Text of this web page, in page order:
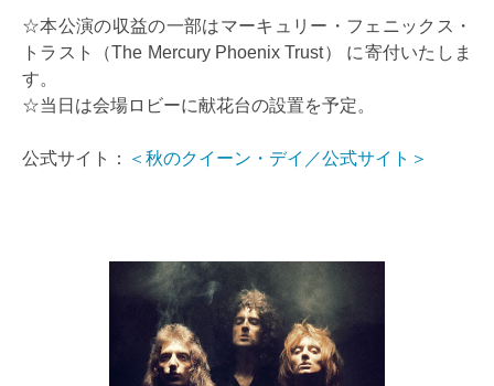
☆本公演の収益の一部はマーキュリー・フェニックス・
トラスト（The Mercury Phoenix Trust） に寄付いたしま
す。
☆当日は会場ロビーに献花台の設置を予定。
公式サイト： ＜秋のクイーン・デイ／公式サイト＞